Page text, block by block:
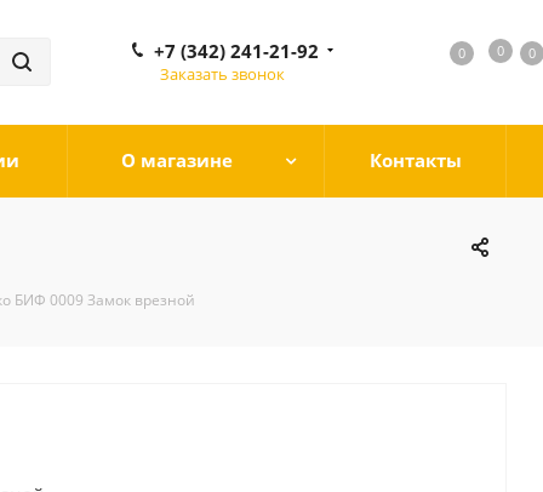
0 0 0
0
+7 (342) 241-21-92
Заказать звонок
О магазине Контакты
БИФ 0009 Замок врезной